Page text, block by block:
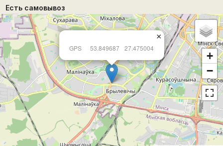
Есть самовывоз
GPS 53.849687 27.475004
×
+
−